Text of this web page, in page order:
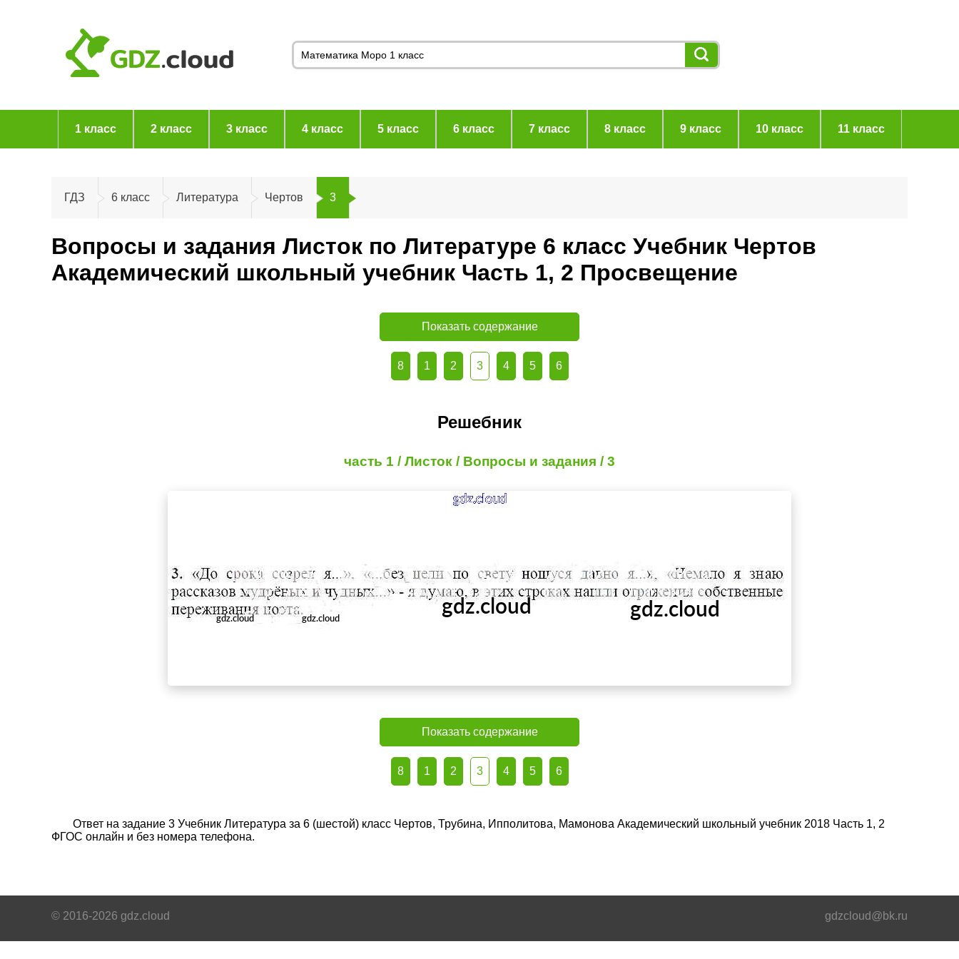
1 класс 2 класс 3 класс 4 класс 5 класс 6 класс 7 класс 8 класс 9 класс 10 класс 11 класс
ГДЗ 6 класс Литература Чертов 3
Вопросы и задания Листок по Литературе 6 класс Учебник Чертов
Академический школьный учебник Часть 1, 2 Просвещение
Показать содержание
8 1 2 3 4 5 6
Решебник
часть 1 / Листок / Вопросы и задания / 3
Показать содержание
8 1 2 3 4 5 6
Ответ на задание 3 Учебник Литература за 6 (шестой) класс Чертов, Трубина, Ипполитова, Мамонова Академический школьный учебник 2018 Часть 1, 2
ФГОС онлайн и без номера телефона.
© 2016-2026 gdz.cloud gdzcloud@bk.ru